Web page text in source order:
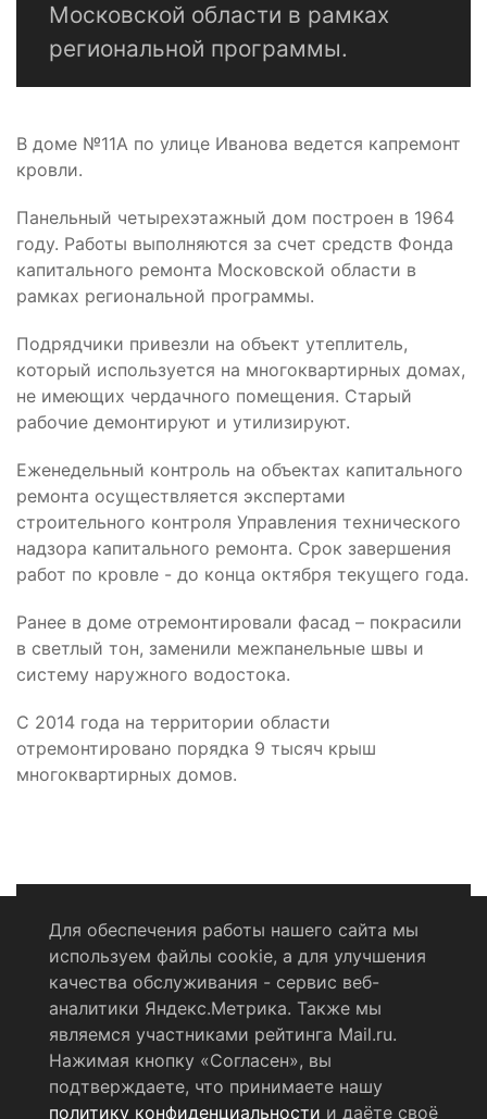
Московской области в рамках
региональной программы.
В доме №11А по улице Иванова ведется капремонт
кровли.
Панельный четырехэтажный дом построен в 1964
году. Работы выполняются за счет средств Фонда
капитального ремонта Московской области в
рамках региональной программы.
Подрядчики привезли на объект утеплитель,
который используется на многоквартирных домах,
не имеющих чердачного помещения. Старый
рабочие демонтируют и утилизируют.
Еженедельный контроль на объектах капитального
ремонта осуществляется экспертами
строительного контроля Управления технического
надзора капитального ремонта. Срок завершения
работ по кровле - до конца октября текущего года.
Ранее в доме отремонтировали фасад – покрасили
в светлый тон, заменили межпанельные швы и
систему наружного водостока.
С 2014 года на территории области
отремонтировано порядка 9 тысяч крыш
многоквартирных домов.
Политика конфиденциальности
Согласие на обработку персональных данных
RSS-лента
Для обеспечения работы нашего сайта мы
используем файлы cookie, а для улучшения
качества обслуживания - сервис веб-
аналитики Яндекс.Метрика. Также мы
являемся участниками рейтинга Mail.ru.
Нажимая кнопку «Согласен», вы
подтверждаете, что принимаете нашу
политику конфиденциальности и даёте своё